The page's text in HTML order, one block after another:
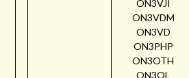
ON3VJI
ON3VDM
ON3VD
ON3PHP
ON3OTH
ON3OL